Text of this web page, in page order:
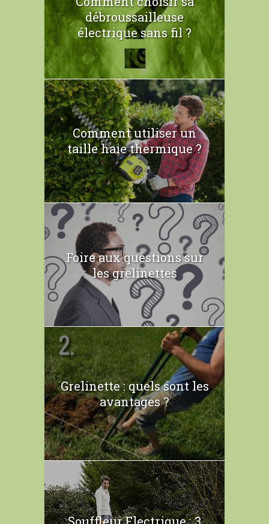
débroussailleuse
électrique sans fil ?
Comment utiliser un
taille haie thermique ?
Foire aux questions sur
les grelinettes
Grelinette : quels sont les
avantages ?